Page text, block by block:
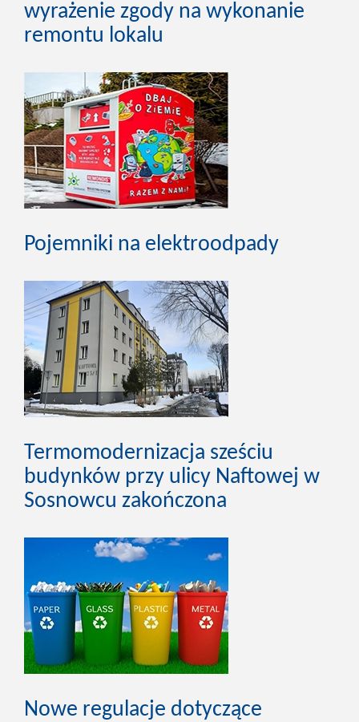
wyrażenie zgody na wykonanie
remontu lokalu
Pojemniki na elektroodpady
Termomodernizacja sześciu
budynków przy ulicy Naftowej w
Sosnowcu zakończona
Nowe regulacje dotyczące